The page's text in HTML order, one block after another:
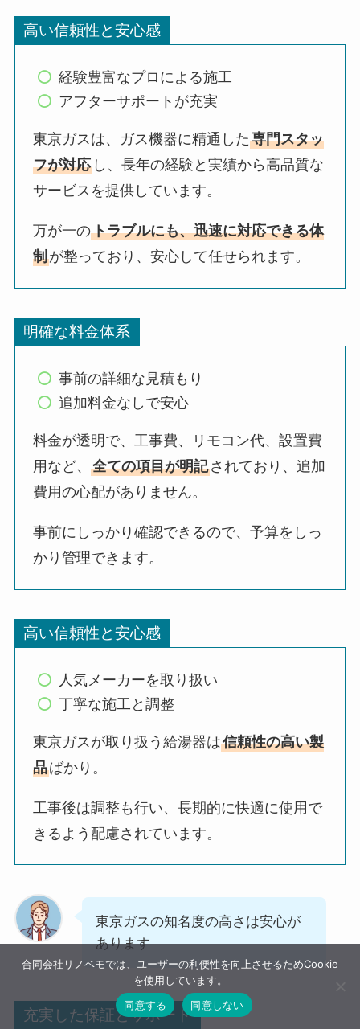
高い信頼性と安心感
経験豊富なプロによる施工
アフターサポートが充実
東京ガスは、ガス機器に精通した専門スタッ
フが対応 し、長年の経験と実績から高品質な
サービスを提供しています。
万が一のトラブルにも、迅速に対応できる体
制が整っており、安心して任せられます。
明確な料金体系
事前の詳細な見積もり
追加料金なしで安心
料金が透明で、工事費、リモコン代、設置費
用など、全ての項目が明記されており、追加
費用の心配がありません。
事前にしっかり確認できるので、予算をしっ
かり管理できます。
高い信頼性と安心感
人気メーカーを取り扱い
丁寧な施工と調整
東京ガスが取り扱う給湯器は信頼性の高い製
品ばかり。
工事後は調整も行い、長期的に快適に使用で
きるよう配慮されています。
東京ガスの知名度の高さは安心が
あります
充実した保証とサポート
合同会社リノベモでは、ユーザーの利便性を向上させるためCookie
を使用しています。
同意する
同意しない